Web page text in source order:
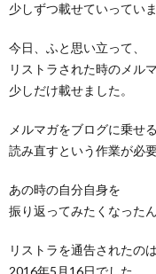
少しずつ載せていっていま
今日、ふと思い立って、
リストラされた時のメル
少しだけ載せました。
メルマガをブログに乗せる
読み直すという作業が必要
あの時の自分自身を
振り返ってみたくなったん
リストラを通告されたのは
2016年5月16日でした。